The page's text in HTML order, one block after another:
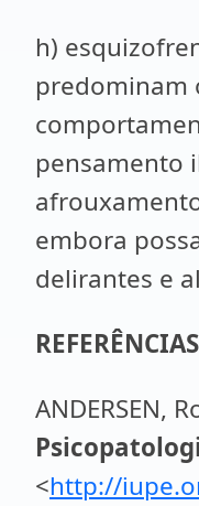
h)
predominam
pensamento
embora
delirantes e
REFERÊNCIAS
ANDERSEN,
<http://